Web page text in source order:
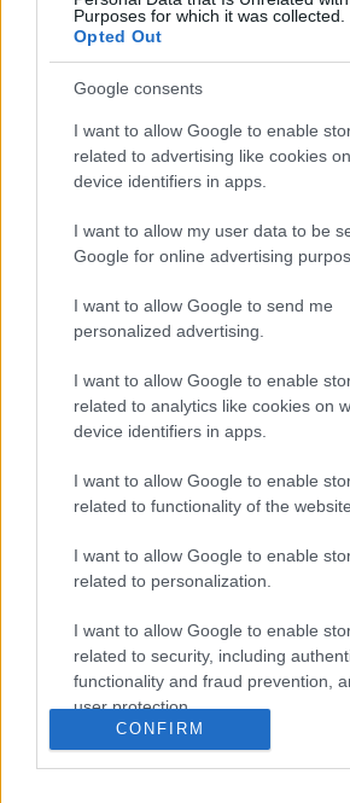
Purposes for which it was collected.
Opted Out
Google consents
I want to allow Google to enable
related to advertising like cookies
device identifiers in apps.
I want to allow my user data to be
Google for online advertising
I want to allow Google to send me
personalized advertising.
I want to allow Google to enable
related to analytics like cookies on
device identifiers in apps.
I want to allow Google to enable
related to functionality of the
I want to allow Google to enable
related to personalization.
I want to allow Google to enable
related to security, including
functionality and fraud prevention,
user protection.
CONFIRM
kortárs brit nagyjátékfilmek
Bőven partiképes. 24
People
Recorder.hu•2025. március 20.
A 24 Hour Party People-ben nem
pillanatig sem érdekli, hogy
Michael Winterbottom 2002-es
olyan punk, mint a zene, amiről
először a Recorder magazin 122.